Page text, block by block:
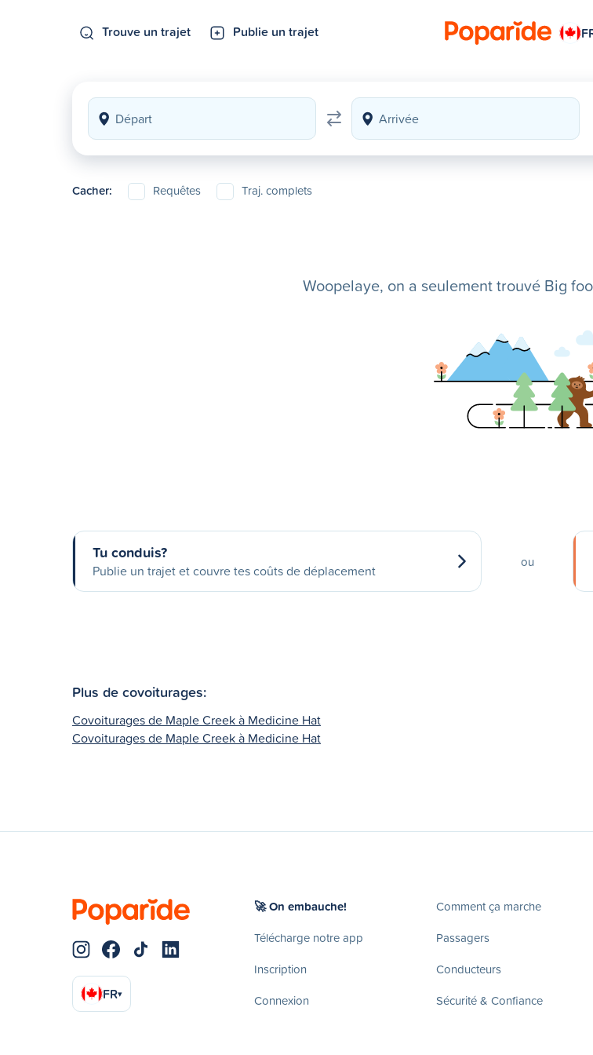
Trouve un trajet Publie un trajet
Cacher: Requêtes Traj. complets
Woopelaye, on a seulement trouvé Big
Tu conduis?
Publie un trajet et couvre tes coûts de déplacement
ou
Plus de covoiturages:
Covoiturages de Maple Creek à Medicine Hat
Covoiturages de Maple Creek à Medicine Hat
FR▾
🚀 On embauche!
Télécharge notre app
Inscription
Connexion
Comment ça marche
Passagers
Conducteurs
Sécurité & Confiance